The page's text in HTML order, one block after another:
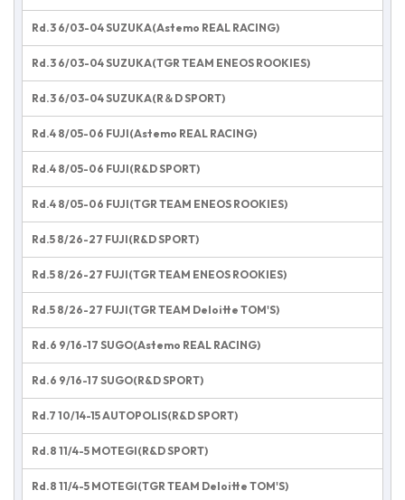
Rd.3 6/03-04 SUZUKA(Astemo REAL RACING)
Rd.3 6/03-04 SUZUKA(TGR TEAM ENEOS ROOKIES)
Rd.3 6/03-04 SUZUKA(R＆D SPORT)
Rd.4 8/05-06 FUJI(Astemo REAL RACING)
Rd.4 8/05-06 FUJI(R&D SPORT)
Rd.4 8/05-06 FUJI(TGR TEAM ENEOS ROOKIES)
Rd.5 8/26-27 FUJI(R&D SPORT)
Rd.5 8/26-27 FUJI(TGR TEAM ENEOS ROOKIES)
Rd.5 8/26-27 FUJI(TGR TEAM Deloitte TOM'S)
Rd.6 9/16-17 SUGO(Astemo REAL RACING)
Rd.6 9/16-17 SUGO(R&D SPORT)
Rd.7 10/14-15 AUTOPOLIS(R&D SPORT)
Rd.8 11/4-5 MOTEGI(R&D SPORT)
Rd.8 11/4-5 MOTEGI(TGR TEAM Deloitte TOM'S)